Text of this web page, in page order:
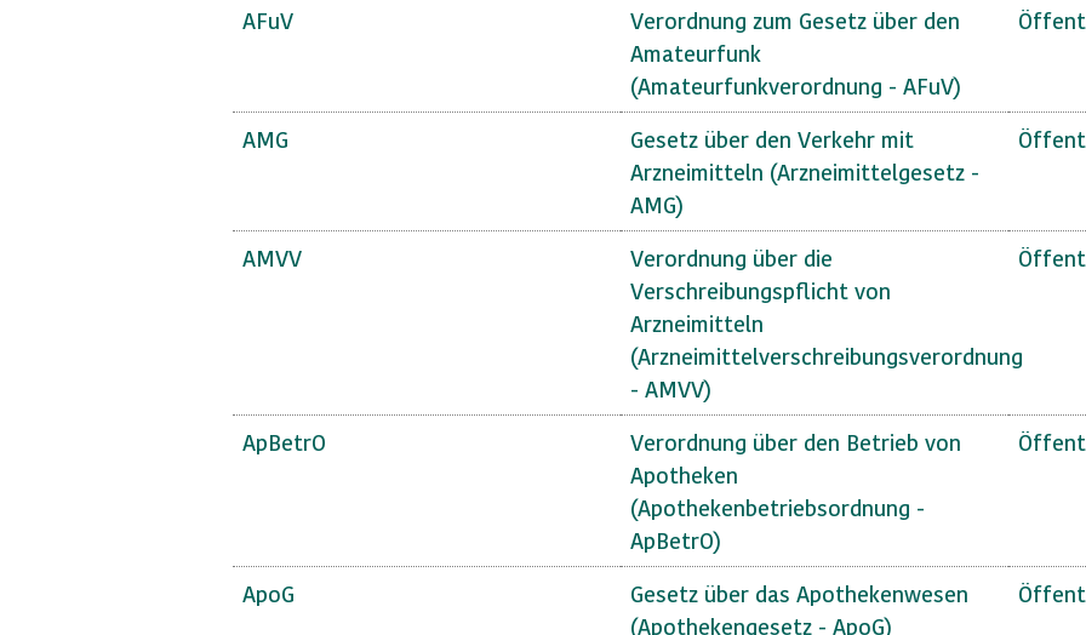
AFuV
Verordnung zum Gesetz über den
Amateurfunk
(Amateurfunkverordnung - AFuV)
AMG
Gesetz über den Verkehr mit
Arzneimitteln (Arzneimittelgesetz -
AMG)
AMVV
Verordnung über die
Verschreibungspflicht von
Arzneimitteln
(Arzneimittelverschreibungsverordnung
- AMVV)
ApBetrO
Verordnung über den Betrieb von
Apotheken
(Apothekenbetriebsordnung -
ApBetrO)
ApoG
Gesetz über das Apothekenwesen
(Apothekengesetz - ApoG)